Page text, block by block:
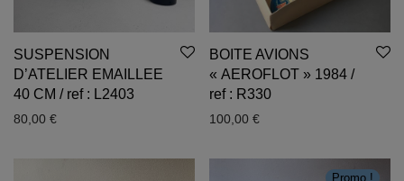
SUSPENSION
D’ATELIER EMAILLEE
40 CM / ref : L2403
80,00 €
BOITE AVIONS
« AEROFLOT » 1984 /
ref : R330
100,00 €
Promo !